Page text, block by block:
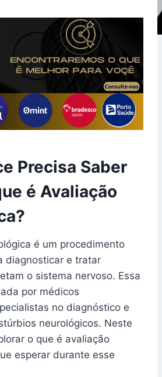
Precisa Saber
é Avaliação
é um procedimento
diagnosticar e tratar
o sistema nervoso. Essa
por médicos
no diagnóstico e
neurológicos. Neste
o que é avaliação
esperar durante esse